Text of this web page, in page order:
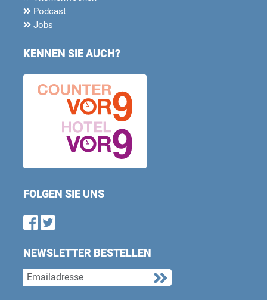
Podcast
Jobs
KENNEN SIE AUCH?
FOLGEN SIE UNS
Find us on Facebook
Follow us on Twitter
NEWSLETTER BESTELLEN